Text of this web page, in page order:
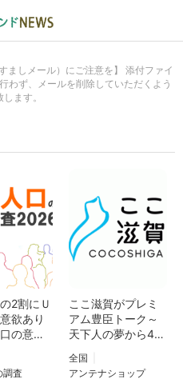
ましメール）にご注意を】 添付ファイ
わず、メールを削除していただくよう
ます。
2割にＵ
欲あり
の意識
者が多
関係性
調査
ここ滋賀がプレミ
アム豊臣トーク～
天下人の夢から45
光秀役の要潤、斎
藤利三役の内藤剛
全国
アンテナショップ